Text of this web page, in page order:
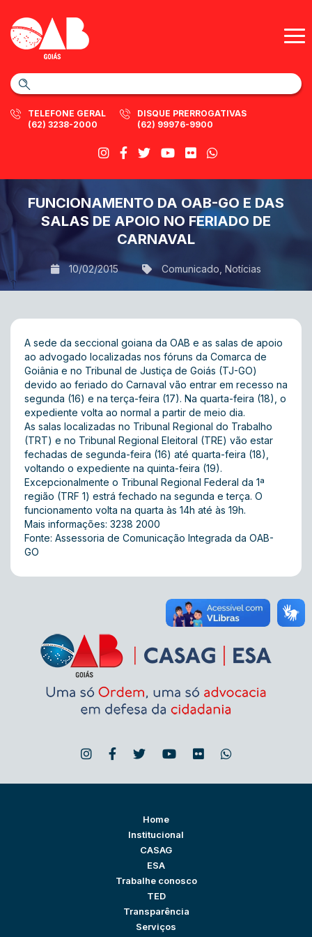
TELEFONE GERAL
(62) 3238-2000
DISQUE PRERROGATIVAS
(62) 99976-9900
FUNCIONAMENTO DA OAB-GO E DAS
SALAS DE APOIO NO FERIADO DE
CARNAVAL
10/02/2015 Comunicado Notícias
A sede da seccional goiana da OAB e as salas de apoio
ao advogado localizadas nos fóruns da Comarca de
Goiânia e no Tribunal de Justiça de Goiás (TJ-GO)
devido ao feriado do Carnaval vão entrar em recesso na
segunda (16) e na terça-feira (17). Na quarta-feira (18), o
expediente volta ao normal a partir de meio dia.
As salas localizadas no Tribunal Regional do Trabalho
(TRT) e no Tribunal Regional Eleitoral (TRE) vão estar
fechadas de segunda-feira (16) até quarta-feira (18),
voltando o expediente na quinta-feira (19).
Excepcionalmente o Tribunal Regional Federal da 1ª
região (TRF 1) estrá fechado na segunda e terça. O
funcionamento volta na quarta às 14h até às 19h.
Mais informações: 3238 2000
Fonte: Assessoria de Comunicação Integrada da OAB-
GO
Home
Institucional
CASAG
ESA
Trabalhe conosco
TED
Transparência
Serviços